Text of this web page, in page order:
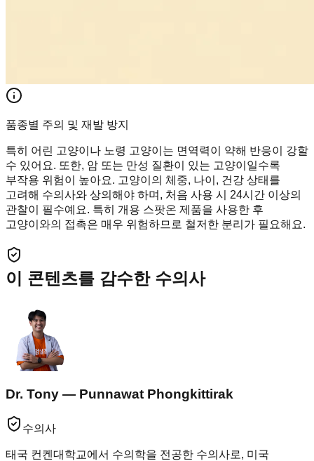
품종별 주의 및 재발 방지
특히 어린 고양이나 노령 고양이는 면역력이 약해 반응이 강할
수 있어요. 또한, 암 또는 만성 질환이 있는 고양이일수록
부작용 위험이 높아요. 고양이의 체중, 나이, 건강 상태를
고려해 수의사와 상의해야 하며, 처음 사용 시 24시간 이상의
관찰이 필수예요. 특히 개용 스팟온 제품을 사용한 후
고양이와의 접촉은 매우 위험하므로 철저한 분리가 필요해요.
이 콘텐츠를 감수한 수의사
Dr. Tony — Punnawat Phongkittirak
수의사
태국 컨켄대학교에서 수의학을 전공한 수의사로, 미국